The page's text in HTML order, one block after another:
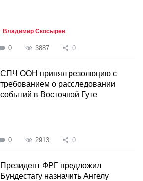
Владимир Скосырев
0 3887 0
СПЧ ООН принял резолюцию с
требованием о расследовании
событий в Восточной Гуте
0 2913 0
Президент ФРГ предложил
Бундестагу назначить Ангелу